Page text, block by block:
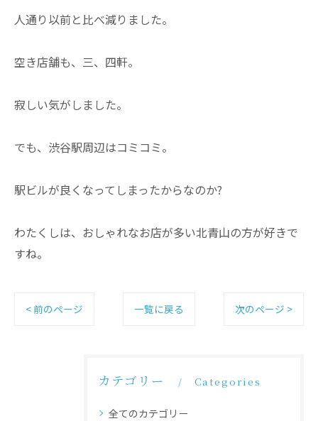
人通り以前と比べ減りました。
空き店舗も、三、四軒。
寂しい気がしました。
でも、渋谷駅周辺はコミコミ。
駅ビルが良くなってしまったからなのか?
わたくしは、おしゃれなお店が多い北青山の方が好きで
すね。
< 前のページ 一覧に戻る 次のページ >
カテゴリー Categories
全てのカテゴリー